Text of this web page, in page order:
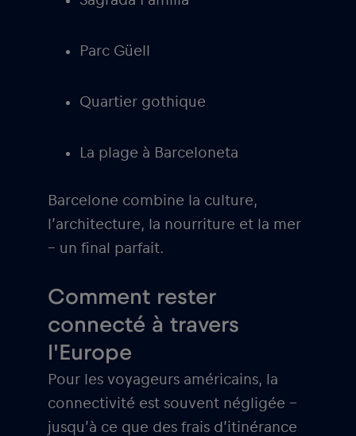
Parc Güell
Quartier gothique
La plage à Barceloneta
Barcelone combine la culture,
l’architecture, la nourriture et la mer
– un final parfait.
Comment rester
connecté à travers
l'Europe
Pour les voyageurs américains, la
connectivité est souvent négligée –
jusqu’à ce que des frais d’itinérance